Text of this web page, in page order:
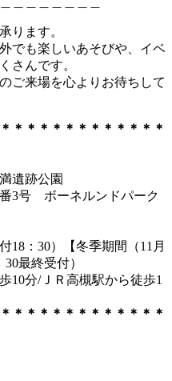
ります。
でも楽しいあそびや、イベ
さんです。
ご来場を心よりお待ちして
＊＊＊＊＊＊＊＊＊＊＊＊
遺跡公園
3号 ボーネルンドパーク
18：30）【冬季期間（11月
最終受付）
10分/ＪＲ高槻駅から徒歩1
＊＊＊＊＊＊＊＊＊＊＊＊